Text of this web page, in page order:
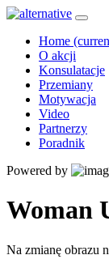
Home
O akcji
Konsulatacje
Przemiany
Motywacja
Video
Partnerzy
Poradnik
Powered by
Woman
Na zmianę obrazu